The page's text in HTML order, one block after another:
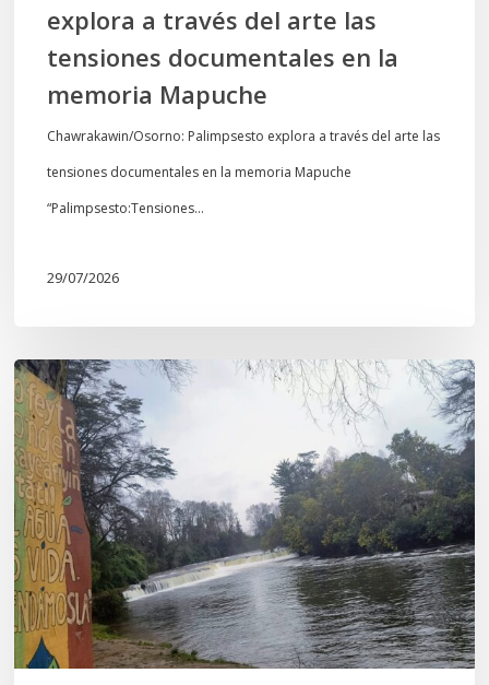
memoria
Mapuche
explora a través del arte las
tensiones documentales en la
memoria Mapuche
Chawrakawin/Osorno: Palimpsesto explora a través del arte las
tensiones documentales en la memoria Mapuche
“Palimpsesto:Tensiones…
29/07/2026
En
defensa
del
Salto
Donguil
y
el
territorio
Kuzpe